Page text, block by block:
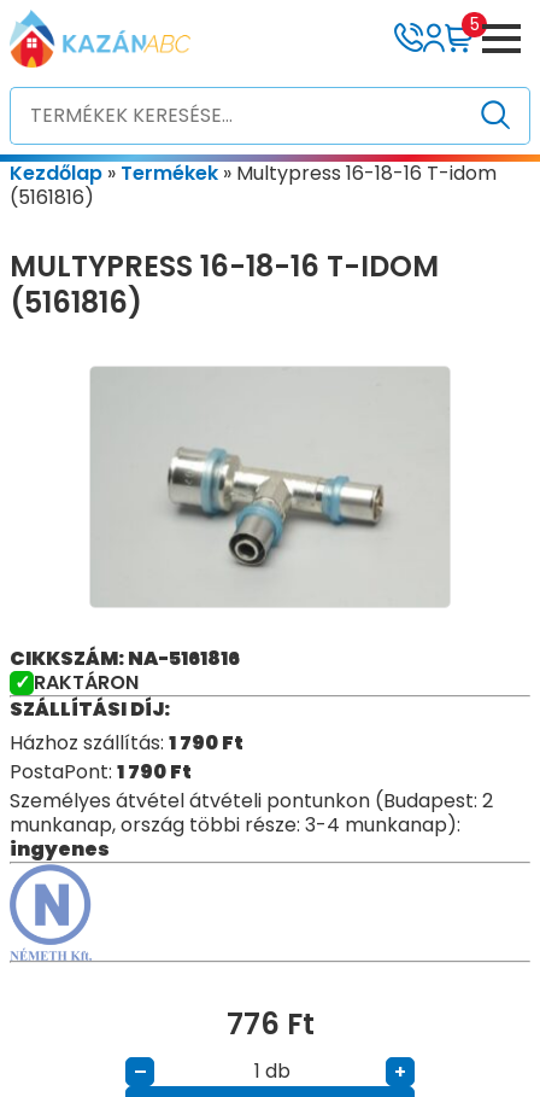
5
Kezdőlap » Termékek » Multypress 16-18-16 T-idom
(5161816)
MULTYPRESS 16-18-16 T-IDOM
(5161816)
CIKKSZÁM: NA-5161816
RAKTÁRON
SZÁLLÍTÁSI DÍJ:
Házhoz szállítás: 1 790Ft
PostaPont: 1 790Ft
Személyes átvétel átvételi pontunkon (Budapest: 2
munkanap, ország többi része: 3-4 munkanap):
ingyenes
776 Ft
– db
+